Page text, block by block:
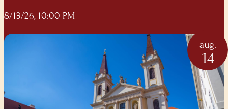
8/13/26, 10:00 PM
aug.
14